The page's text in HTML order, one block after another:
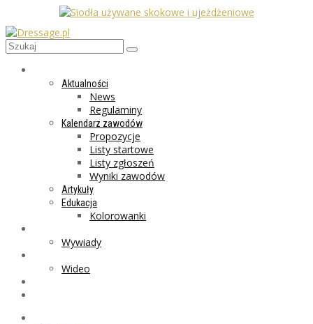
Aktualności
News
Regulaminy
Kalendarz zawodów
Propozycje
Listy startowe
Listy zgłoszeń
Wyniki zawodów
Artykuły
Edukacja
Kolorowanki
Wywiady
Wideo